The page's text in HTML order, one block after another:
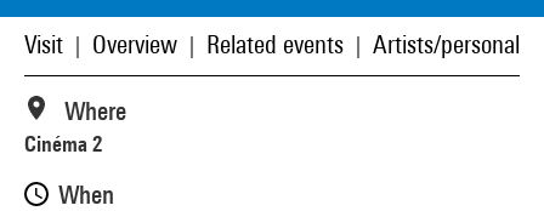
Visit Overview Related events Artists/
Where
Cinéma 2
When